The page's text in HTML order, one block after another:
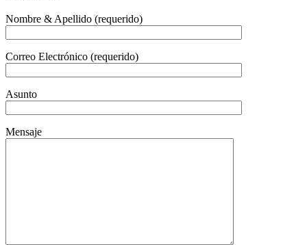
Nombre & Apellido (requerido)
Correo Electrónico (requerido)
Asunto
Mensaje